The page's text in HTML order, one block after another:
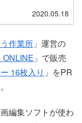
2020.05.18
作業所 」運営の
ONLINE 」で販売
16枚入り 」をPR
編集ソフトが使わ